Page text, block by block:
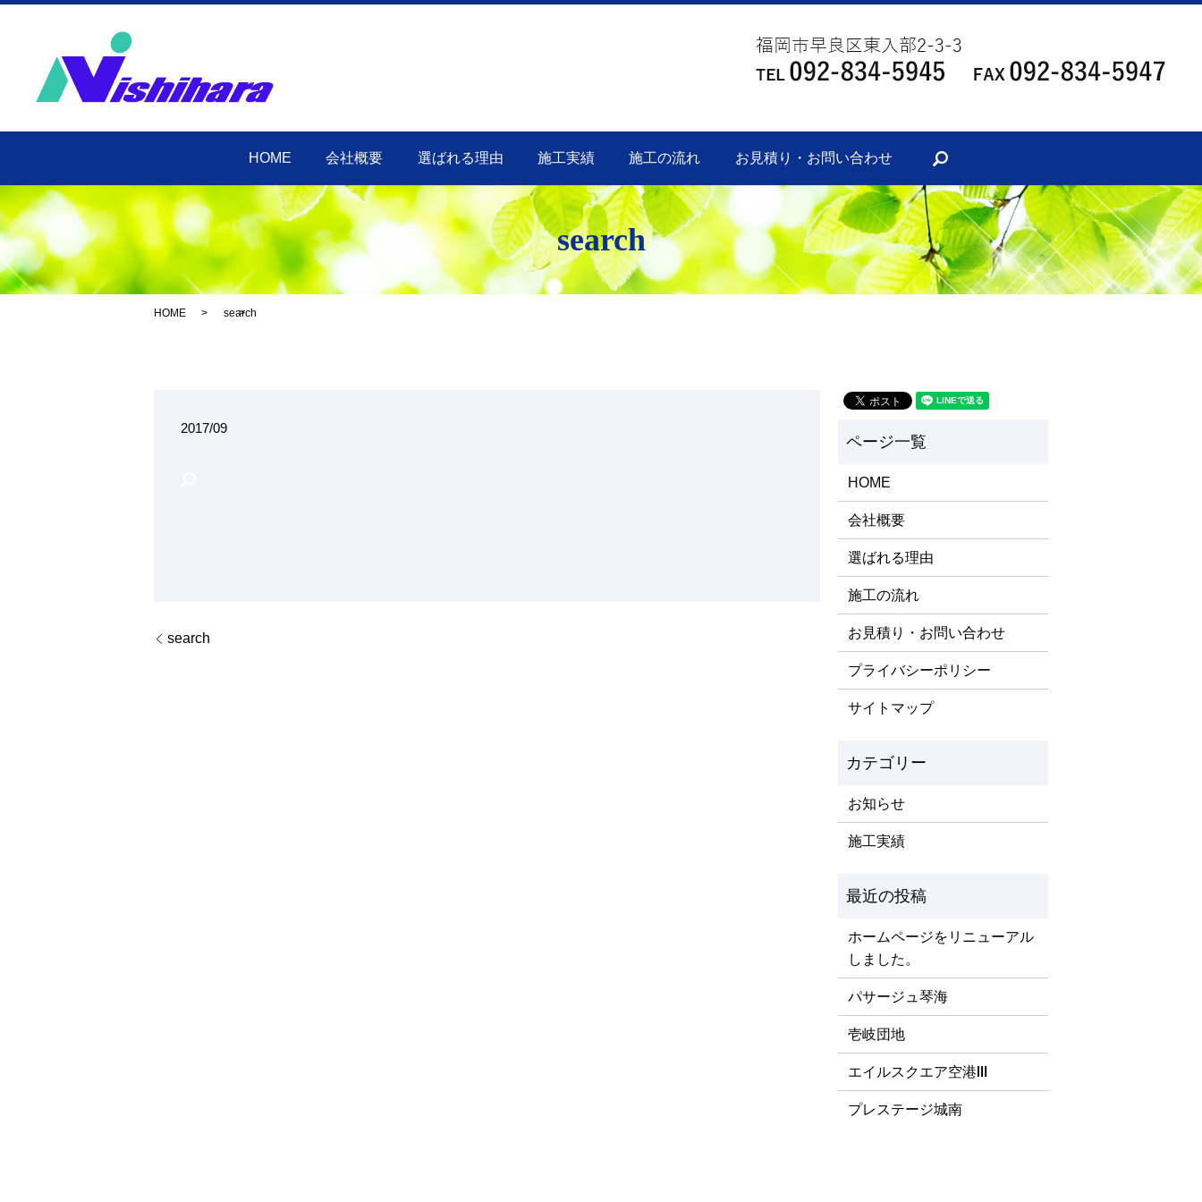
HOME 会社概要 選ばれる理由 施工実績 施工の流れ お見積り・お問い合わせ
search
HOME search
2017/09
search
HOME
会社概要
選ばれる理由
施工の流れ
お見積り・お問い合わせ
プライバシーポリシー
サイトマップ
お知らせ
施工実績
ホームページをリニューアル
しました。
パサージュ琴海
壱岐団地
エイルスクエア空港Ⅲ
プレステージ城南